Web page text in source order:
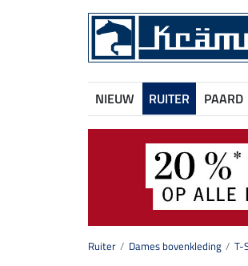
NIEUW RUITER PAARD
Ruiter Dames bovenkleding T-